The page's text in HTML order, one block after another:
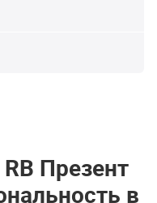
Презент
в